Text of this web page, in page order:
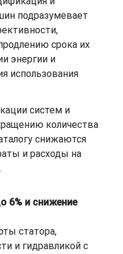
подразумевает
срока их
энергии и
использования
систем и
количества
снижаются
и расходы на
6% и снижение
статора,
и гидравликой с